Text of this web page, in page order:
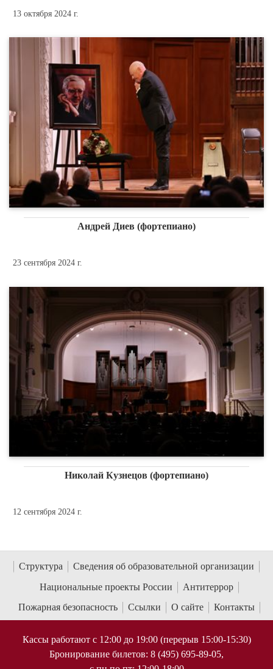
13 октября 2024 г.
Андрей Диев (фортепиано)
23 сентября 2024 г.
Николай Кузнецов (фортепиано)
12 сентября 2024 г.
Структура
Сведения об образовательной организации
Национальные проекты России
Антитеррор
Пожарная безопасность
Ссылки О сайте Контакты
Кассы работают с 12:00 до 19:00 (перерыв 15:00-15:30)
Бронирование билетов: 8 (495) 695-89-05,